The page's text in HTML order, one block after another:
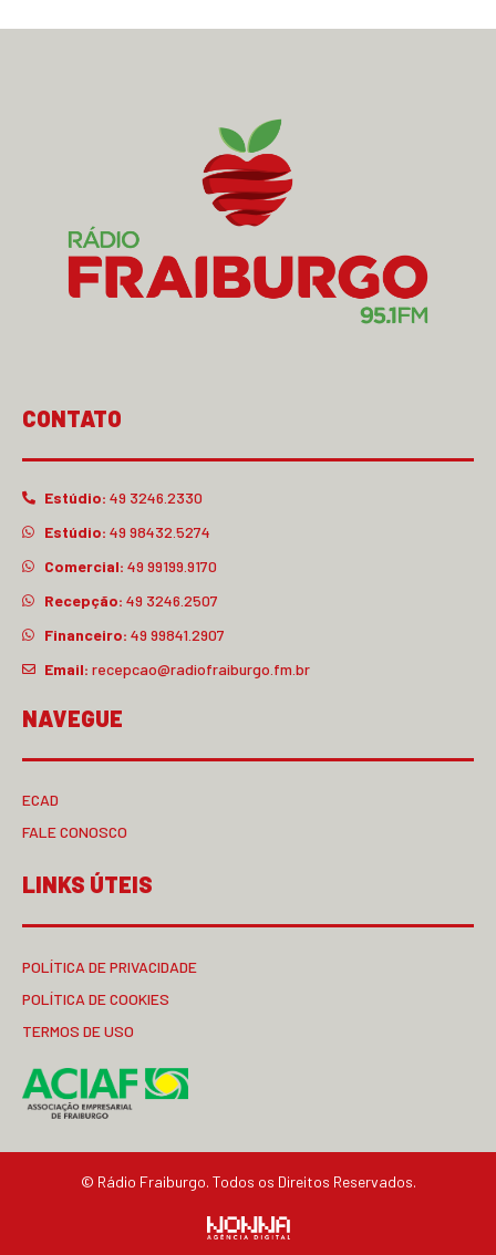
CONTATO
Estúdio: 49 3246.2330
Estúdio: 49 98432.5274
Comercial: 49 99199.9170
Recepção: 49 3246.2507
Financeiro: 49 99841.2907
Email: recepcao@radiofraiburgo.fm.br
NAVEGUE
ECAD
FALE CONOSCO
LINKS ÚTEIS
POLÍTICA DE PRIVACIDADE
POLÍTICA DE COOKIES
TERMOS DE USO
© Rádio Fraiburgo. Todos os Direitos Reservados.